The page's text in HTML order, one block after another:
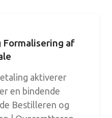
Formalisering af
aktiverer
en bindende
Bestilleren og